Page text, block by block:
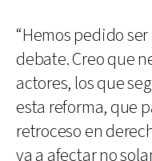
“Hemos pedido
debate. Creo que
actores, los que
esta reforma, que
retroceso en
va a afectar no